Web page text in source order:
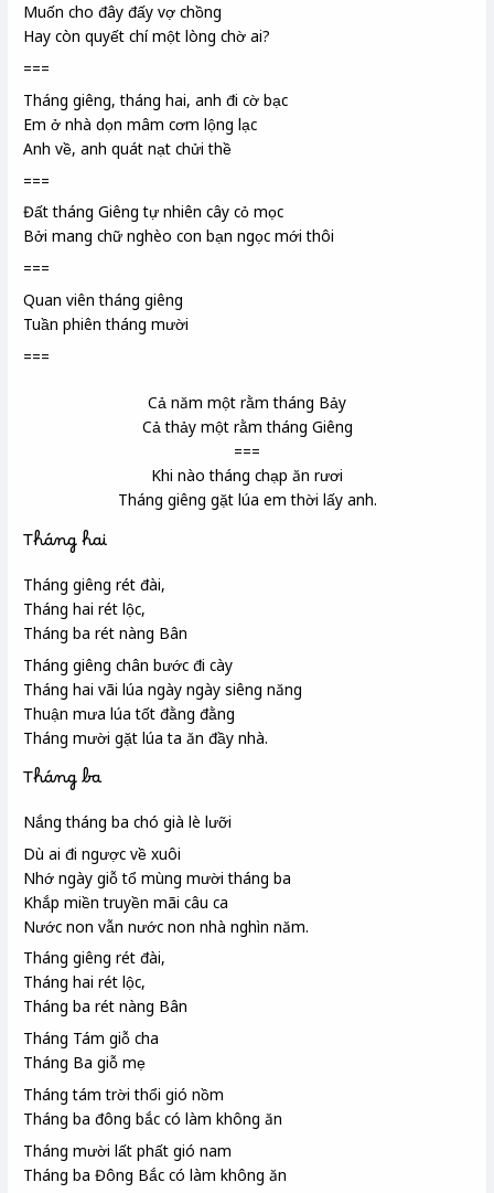
Muốn cho đây đấy vợ chồng
Hay còn quyết chí một lòng chờ ai?
===
Tháng giêng, tháng hai, anh đi cờ bạc
Em ở nhà dọn mâm cơm lộng lạc
Anh về, anh quát nạt chửi thề
===
Đất tháng Giêng tự nhiên cây cỏ mọc
Bởi mang chữ nghèo con bạn ngọc mới thôi
===
Quan viên tháng giêng
Tuần phiên tháng mười
===
Cả năm một rằm tháng Bảy
Cả thảy một rằm tháng Giêng
===
Khi nào tháng chạp ăn rươi
Tháng giêng gặt lúa em thời lấy anh.
Tháng hai
Tháng giêng rét đài,
Tháng hai rét lộc,
Tháng ba rét nàng Bân
Tháng giêng chân bước đi cày
Tháng hai vãi lúa ngày ngày siêng năng
Thuận mưa lúa tốt đằng đằng
Tháng mười gặt lúa ta ăn đầy nhà.
Tháng ba
Nắng tháng ba chó già lè lưỡi
Dù ai đi ngược về xuôi
Nhớ ngày giỗ tổ mùng mười tháng ba
Khắp miền truyền mãi câu ca
Nước non vẫn nước non nhà nghìn năm.
Tháng giêng rét đài,
Tháng hai rét lộc,
Tháng ba rét nàng Bân
Tháng Tám giỗ cha
Tháng Ba giỗ mẹ
Tháng tám trời thổi gió nồm
Tháng ba đông bắc có làm không ăn
Tháng mười lất phất gió nam
Tháng ba Đông Bắc có làm không ăn